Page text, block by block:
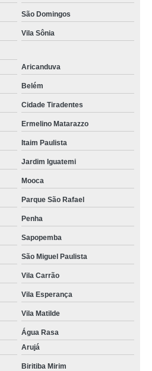
São Domingos
Vila Sônia
Aricanduva
Belém
Cidade Tiradentes
Ermelino Matarazzo
Itaim Paulista
Jardim Iguatemi
Mooca
Parque São Rafael
Penha
Sapopemba
São Miguel Paulista
Vila Carrão
Vila Esperança
Vila Matilde
Água Rasa
Arujá
Biritiba Mirim